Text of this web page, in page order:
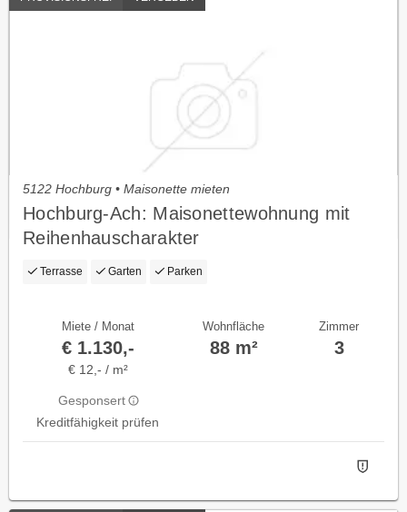
5122 Hochburg • Maisonette mieten
Hochburg-Ach: Maisonettewohnung mit
Reihenhauscharakter
Terrasse Garten Parken
Miete / Monat
€ 1.130,-
€ 12,- / m²
Gesponsert
Kreditfähigkeit prüfen
Wohnfläche
88 m²
Zimmer
3